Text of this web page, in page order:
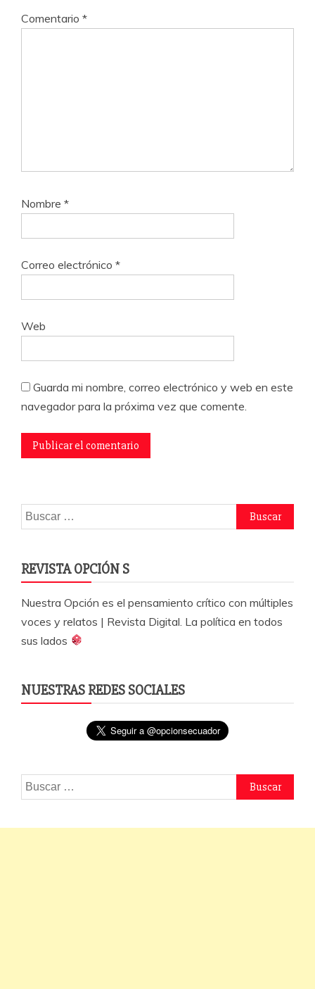
Comentario *
Nombre *
Correo electrónico *
Web
Guarda mi nombre, correo electrónico y web en este
navegador para la próxima vez que comente.
Buscar:
REVISTA OPCIÓN S
Nuestra Opción es el pensamiento crítico con múltiples
voces y relatos | Revista Digital. La política en todos
sus lados
NUESTRAS REDES SOCIALES
Buscar: